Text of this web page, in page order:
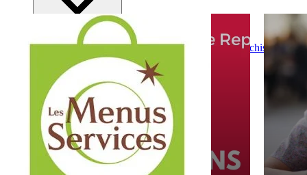
Conseils généraux Devenir franchisé Devenir franchiseur